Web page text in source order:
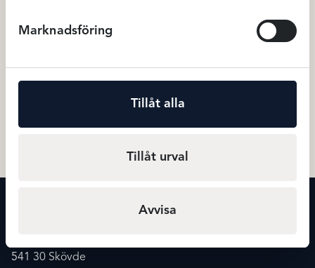
Marknadsföring
Tillåt alla
Tillåt urval
Avvisa
Avet Miditrosa- Nougat
Primadonna Sophora
541 30 Skövde